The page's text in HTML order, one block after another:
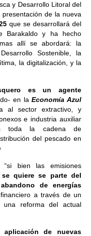
y Desarrollo Litoral del
de la nueva
que se desarrollará del
y ha hecho
allí se abordará: la
Sostenible, la
la digitalización, y la
es un agente
en laEconomía Azul
al sector extractivo, y
e industria auxiliar
toda la cadena de
del pescado en
bien las emisiones
se quiere se parte del
de energías
a través de un
una reforma del actual
aplicación de nuevas